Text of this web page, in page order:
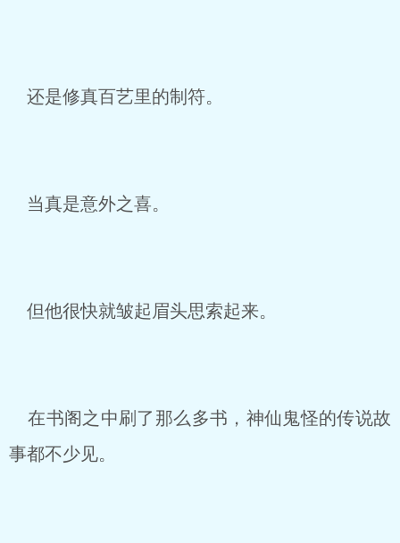
还是修真百艺里的制符。
当真是意外之喜。
但他很快就皱起眉头思索起来。
在书阁之中刷了那么多书，神仙鬼怪的传说故
事都不少见。